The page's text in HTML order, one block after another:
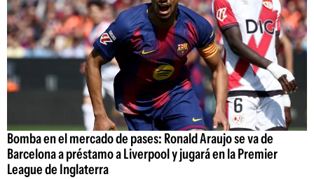
Bomba en el mercado de pases: Ronald Araujo se va de
Barcelona a préstamo a Liverpool y jugará en la Premier
League de Inglaterra